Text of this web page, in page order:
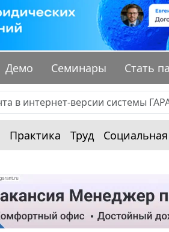
Демо Семинары Стать
Практика Труд